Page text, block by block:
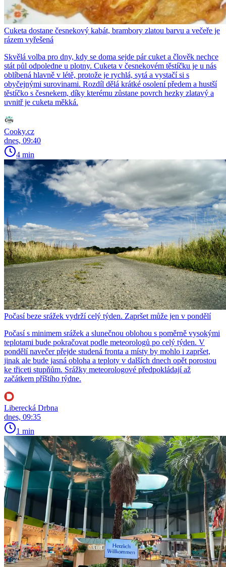
Cuketa dostane česnekový kabát, brambory zlatou barvu a večeře je
rázem vyřešená
Skvělá volba pro dny, kdy se doma sejde pár cuket a člověk nechce
stát půl odpoledne u plotny. Cuketa v česnekovém těstíčku je u nás
oblíbená hlavně v létě, protože je rychlá, sytá a vystačí si s
obyčejnými surovinami. Rozdíl dělá krátké osolení předem a hustší
těstíčko s česnekem, díky kterému zůstane povrch hezky zlatavý a
uvnitř je cuketa měkká.
Cooky.cz
dnes, 09:40
4 min
Počasí beze srážek vydrží celý týden. Zapršet může jen v pondělí
Počasí s minimem srážek a slunečnou oblohou s poměrně vysokými
teplotami bude pokračovat podle meteorologů po celý týden. V
pondělí navečer přejde studená fronta a místy by mohlo i zapršet,
jinak ale bude jasná obloha a teploty v dalších dnech opět porostou
ke třiceti stupňům. Srážky meteorologové předpokládají až
začátkem příštího týdne.
Liberecká Drbna
dnes, 09:35
1 min